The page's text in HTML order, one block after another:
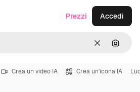
CancellaCerca
Prezzi Accedi
Crea un video IA Crea un'icona IA